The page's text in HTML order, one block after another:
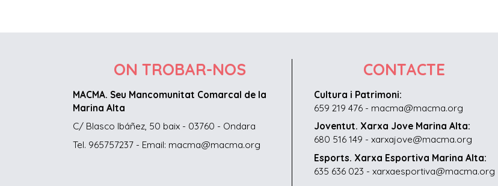
ON TROBAR-NOS
MACMA. Seu Mancomunitat Comarcal de la
Marina Alta
C/ Blasco Ibáñez, 50 baix - 03760 - Ondara
Tel. 965757237 - Email: macma@macma.org
CONTACTE
Cultura i Patrimoni:
659 219 476 - macma@macma.org
Joventut. Xarxa Jove Marina Alta:
680 516 149 - xarxajove@macma.org
Esports. Xarxa Esportiva Marina Alta:
635 636 023 - xarxaesportiva@macma.org